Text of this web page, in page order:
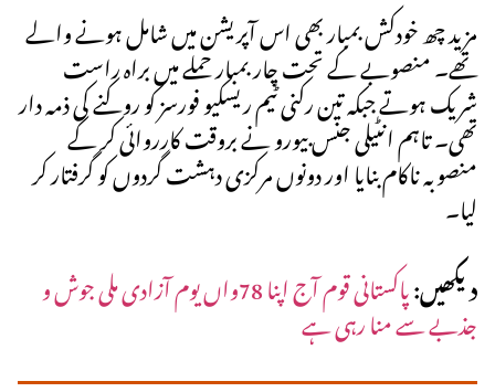
مزید چھ خودکش بمبار بھی اس آپریشن میں شامل ہونے والے
تھے۔ منصوبے کے تحت چار بمبار حملے میں براہ راست
شریک ہوتے جبکہ تین رکنی ٹیم ریسکیو فورسز کو روکنے کی ذمہ دار
تھی۔ تاہم انٹیلی جنس بیورو نے بروقت کارروائی کر کے
منصوبہ ناکام بنایا اور دونوں مرکزی دہشت گردوں کو گرفتار کر
لیا۔
دیکھیں:
پاکستانی قوم آج اپنا 78واں یوم آزادی ملی جوش و
جذبے سے منا رہی ہے